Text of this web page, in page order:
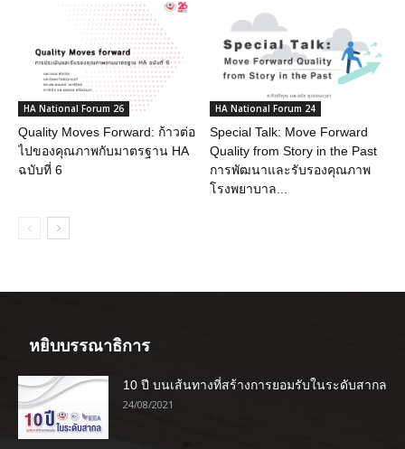
HA National Forum 26
Quality Moves Forward: ก้าวต่อ
ไปของคุณภาพกับมาตรฐาน HA
ฉบับที่ 6
HA National Forum 24
Special Talk: Move Forward
Quality from Story in the Past
การพัฒนาและรับรองคุณภาพ
โรงพยาบาล...
หยิบบรรณาธิการ
10 ปี บนเส้นทางที่สร้างการยอมรับในระดับสากล
24/08/2021